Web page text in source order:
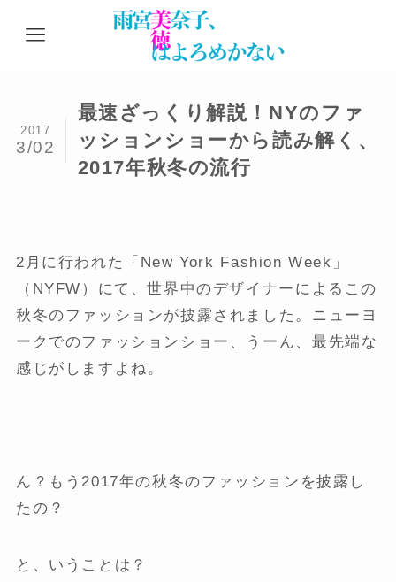
最速ざっくり解説！NYのファ
ッションショーから読み解く、
2017年秋冬の流行
2017
3/02
2月に行われた「New York Fashion Week」
（NYFW）にて、世界中のデザイナーによるこの
秋冬のファッションが披露されました。ニューヨ
ークでのファッションショー、うーん、最先端な
感じがしますよね。
ん？もう2017年の秋冬のファッションを披露し
たの？
と、いうことは？